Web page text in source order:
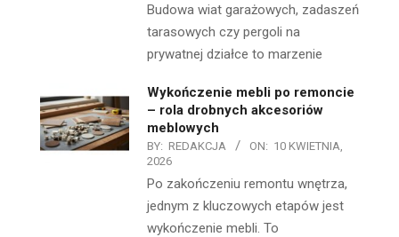
Budowa wiat garażowych, zadaszeń
tarasowych czy pergoli na
prywatnej działce to marzenie
Wykończenie mebli po remoncie
– rola drobnych akcesoriów
meblowych
BY: REDAKCJA ON: 10 KWIETNIA,
2026
Po zakończeniu remontu wnętrza,
jednym z kluczowych etapów jest
wykończenie mebli. To